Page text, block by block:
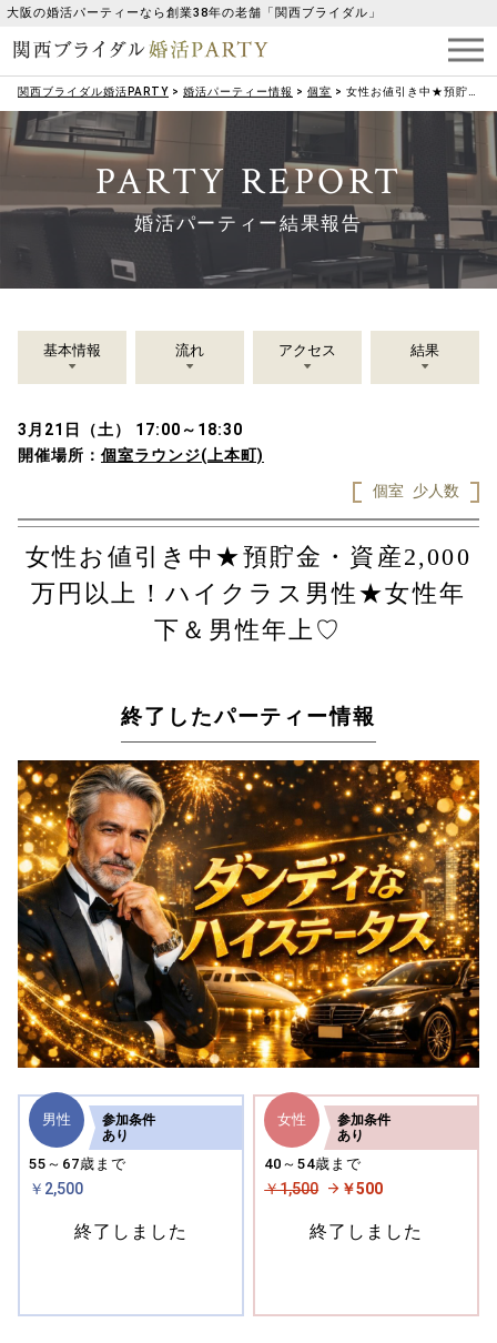
大阪の婚活パーティーなら創業38年の老舗「関西ブライダル」
関西ブライダル婚活PARTY > 婚活パーティー情報 > 個室 > 女性お値引き中★預貯金・資産2,000万円以上！ハイクラス男性★女性年下＆男性年上♡
PARTY REPORT
婚活パーティー結果報告
基本情報 流れ アクセス 結果
3月21日（土） 17:00～18:30
開催場所： 個室ラウンジ(上本町)
個室
少人数
女性お値引き中★預貯金・資産2,000
万円以上！ハイクラス男性★女性年
下＆男性年上♡
終了したパーティー情報
男性
55～67歳まで
￥2,500
参加条件
あり
終了しました
女性
40～54歳まで
￥1,500 ￥500
参加条件
あり
終了しました